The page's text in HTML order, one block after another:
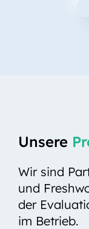
Unsere
Wir sind
und
der
im Betrieb.